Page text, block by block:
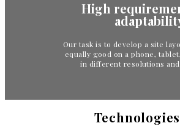
High
Our task is to develop a site
equally good on a phone,
in different resolutions
Technologies